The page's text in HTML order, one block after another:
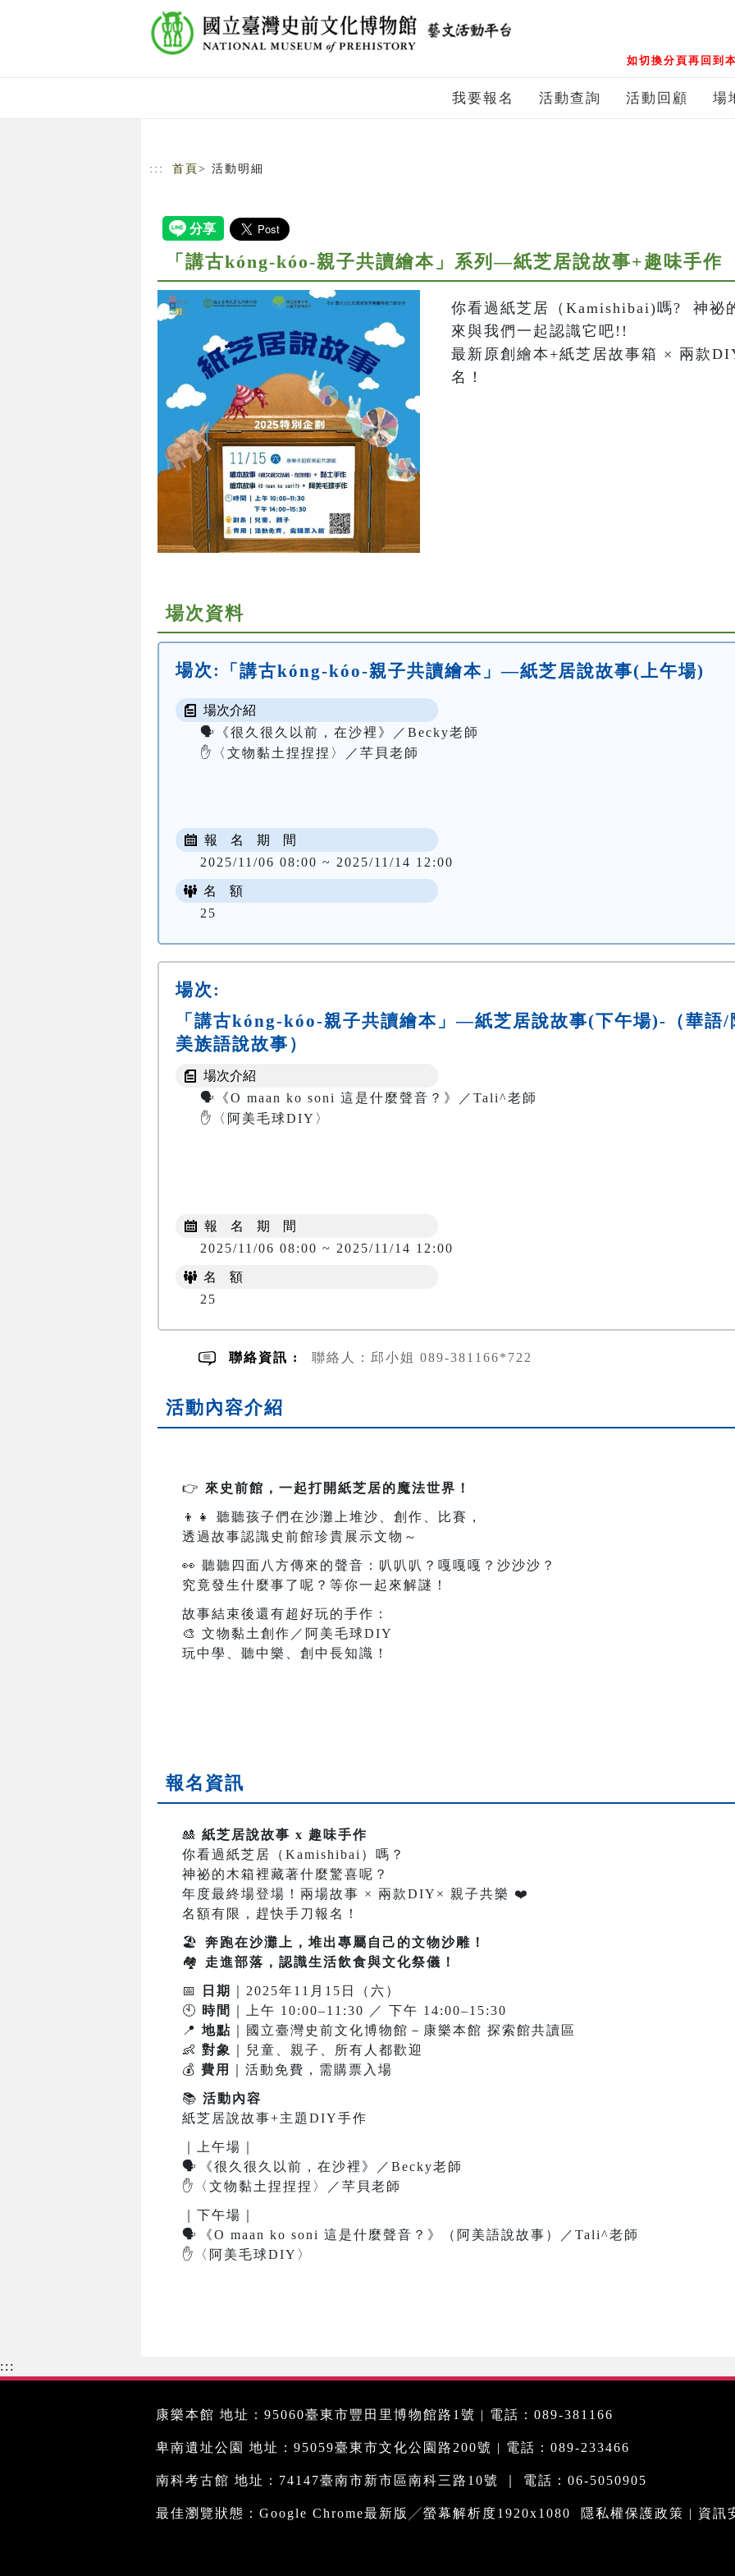
如切換分頁再回到
我要報名 活動查詢 活動回顧 場
::: 首頁 > 活動明細
「講古kóng-kóo-親子共讀繪本」系列—紙芝居說故事+趣味手作
你看過紙芝居（Kamishibai)嗎?  神祕
來與我們一起認識它吧!!
最新原創繪本+紙芝居故事箱 × 兩款
名！
場次資料
場次: 「講古kóng-kóo-親子共讀繪本」—紙芝居說故事(上午場)
場次介紹
🗣️《很久很久以前，在沙裡》／Becky老師
✋〈文物黏土捏捏捏〉／芊貝老師
報 名 期 間
2025/11/06 08:00 ~ 2025/11/14 12:00
名 額
25
場次:
「講古kóng-kóo-親子共讀繪本」—紙芝居說故事(下午場)-（華語/
美族語說故事）
場次介紹
🗣️《O maan ko soni 這是什麼聲音？》／Tali^老師
✋〈阿美毛球DIY〉
報 名 期 間
2025/11/06 08:00 ~ 2025/11/14 12:00
名 額
25
聯絡資訊 : 聯絡人：邱小姐 089-381166*722
活動內容介紹
👉 來史前館，一起打開紙芝居的魔法世界！
👦👧
聽聽孩子們在沙灘上堆沙、創作、比賽，
透過故事認識史前館珍貴展示文物～
👀 聽聽四面八方傳來的聲音：叭叭叭？嘎嘎嘎？沙沙沙？
究竟發生什麼事了呢？等你一起來解謎！
故事結束後還有超好玩的手作：
🎨 文物黏土創作／阿美毛球DIY
玩中學、聽中樂、創中長知識！
報名資訊
🎎 紙芝居說故事 x 趣味手作
你看過紙芝居（Kamishibai）嗎？
神祕的木箱裡藏著什麼驚喜呢？
年度最終場登場！兩場故事 × 兩款DIY× 親子共樂 ❤
名額有限，趕快手刀報名！
🏖
奔跑在沙灘上，堆出專屬自己的文物沙雕！
🏘
走進部落，認識生活飲食與文化祭儀！
📅 日期
｜2025年11月15日（六）
🕙 時間
｜上午 10:00–11:30 ／ 下午 14:00–15:30
📍 地點 ｜國立臺灣史前文化博物館－康樂本館 探索館共讀區
👶 對象
｜兒童、親子、所有人都歡迎
💰 費用 ｜活動免費，需購票入場
📚 活動內容
紙芝居說故事+主題DIY手作
｜上午場｜
🗣
《很久很久以前，在沙裡》／Becky老師
✋
〈文物黏土捏捏捏〉／芊貝老師
｜下午場｜
🗣
《O maan ko soni 這是什麼聲音？》（阿美語說故事）／Tali^老師
✋
〈阿美毛球DIY〉
:::
康樂本館 地址：95060臺東市豐田里博物館路1號 | 電話：089-381166
卑南遺址公園 地址：95059臺東市文化公園路200號 | 電話：089-233466
南科考古館 地址：74147臺南市新市區南科三路10號 ｜ 電話：06-5050905
最佳瀏覽狀態：Google Chrome最新版╱螢幕解析度1920x1080 隱私權保護政策 | 資訊